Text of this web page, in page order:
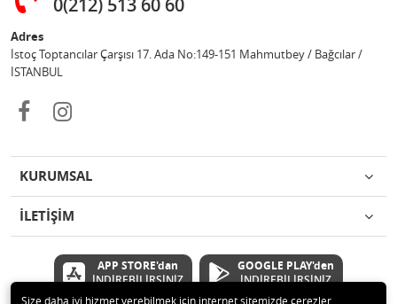
0(212) 513 60 60
Adres
İstoç Toptancılar Çarşısı 17. Ada No:149-151 Mahmutbey / Bağcılar /
İSTANBUL
KURUMSAL
İLETİŞİM
APP STORE'dan
İNDİREBİLİRSİNİZ
GOOGLE PLAY'den
İNDİREBİLİRSİNİZ
Size daha iyi hizmet verebilmek için internet sitemizde çerezler